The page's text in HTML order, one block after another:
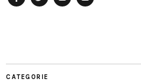
CATEGORIE